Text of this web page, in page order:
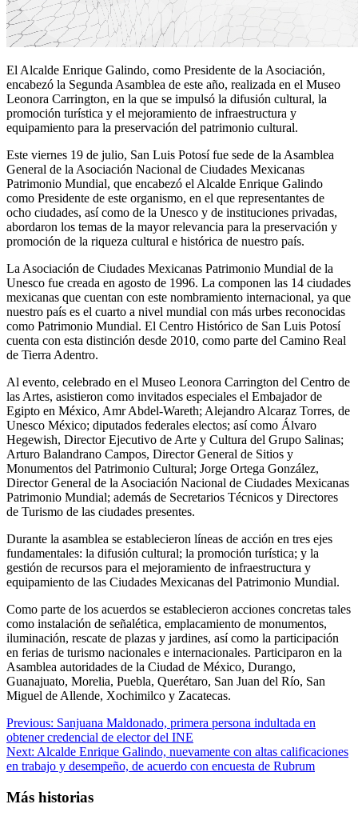
El Alcalde Enrique Galindo, como Presidente de la Asociación,
encabezó la Segunda Asamblea de este año, realizada en el Museo
Leonora Carrington, en la que se impulsó la difusión cultural, la
promoción turística y el mejoramiento de infraestructura y
equipamiento para la preservación del patrimonio cultural.
Este viernes 19 de julio, San Luis Potosí fue sede de la Asamblea
General de la Asociación Nacional de Ciudades Mexicanas
Patrimonio Mundial, que encabezó el Alcalde Enrique Galindo
como Presidente de este organismo, en el que representantes de
ocho ciudades, así como de la Unesco y de instituciones privadas,
abordaron los temas de la mayor relevancia para la preservación y
promoción de la riqueza cultural e histórica de nuestro país.
La Asociación de Ciudades Mexicanas Patrimonio Mundial de la
Unesco fue creada en agosto de 1996. La componen las 14 ciudades
mexicanas que cuentan con este nombramiento internacional, ya que
nuestro país es el cuarto a nivel mundial con más urbes reconocidas
como Patrimonio Mundial. El Centro Histórico de San Luis Potosí
cuenta con esta distinción desde 2010, como parte del Camino Real
de Tierra Adentro.
Al evento, celebrado en el Museo Leonora Carrington del Centro de
las Artes, asistieron como invitados especiales el Embajador de
Egipto en México, Amr Abdel-Wareth; Alejandro Alcaraz Torres, de
Unesco México; diputados federales electos; así como Álvaro
Hegewish, Director Ejecutivo de Arte y Cultura del Grupo Salinas;
Arturo Balandrano Campos, Director General de Sitios y
Monumentos del Patrimonio Cultural; Jorge Ortega González,
Director General de la Asociación Nacional de Ciudades Mexicanas
Patrimonio Mundial; además de Secretarios Técnicos y Directores
de Turismo de las ciudades presentes.
Durante la asamblea se establecieron líneas de acción en tres ejes
fundamentales: la difusión cultural; la promoción turística; y la
gestión de recursos para el mejoramiento de infraestructura y
equipamiento de las Ciudades Mexicanas del Patrimonio Mundial.
Como parte de los acuerdos se establecieron acciones concretas tales
como instalación de señalética, emplacamiento de monumentos,
iluminación, rescate de plazas y jardines, así como la participación
en ferias de turismo nacionales e internacionales. Participaron en la
Asamblea autoridades de la Ciudad de México, Durango,
Guanajuato, Morelia, Puebla, Querétaro, San Juan del Río, San
Miguel de Allende, Xochimilco y Zacatecas.
Post
navigation
Previous: Sanjuana Maldonado, primera persona indultada en
obtener credencial de elector del INE
Next: Alcalde Enrique Galindo, nuevamente con altas calificaciones
en trabajo y desempeño, de acuerdo con encuesta de Rubrum
Más historias